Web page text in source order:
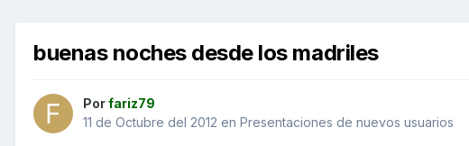
buenas noches desde los madriles
Porfariz79
11 de Octubre del 2012 en Presentaciones de nuevos usuarios